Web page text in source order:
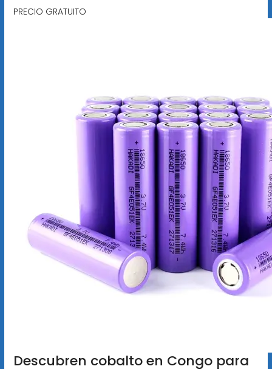
PRECIO GRATUITO
Descubren cobalto en Congo para